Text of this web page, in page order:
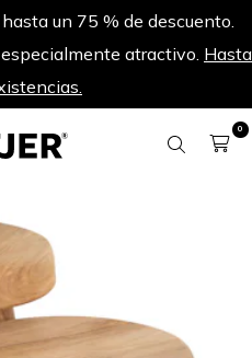
un 75 % de descuento.
atractivo. Hasta
0
de Charles M & L - Teca